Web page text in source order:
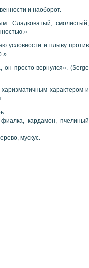
и наоборот.
Сладковатый, смолистый,
условности и плыву против
он просто вернулся». (Serge
характером и
кардамон, пчелиный
мускус.